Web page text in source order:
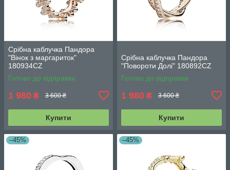
Срібна каблучка Пандора
"Вінок з маргариток"
180934CZ
Готово до відправки
1 980 ₴ 3 600 ₴
Купити
Срібна каблучка Пандора
"Повороти Долі" 180892CZ
Готово до відправки
1 980 ₴ 3 600 ₴
Купити
–45% –45%